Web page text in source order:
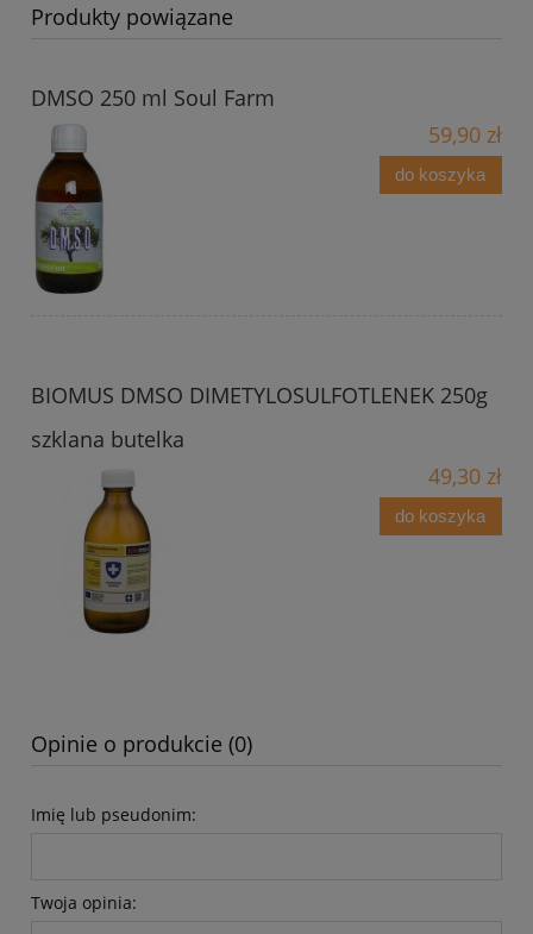
Produkty powiązane
DMSO 250 ml Soul Farm
59,90 zł
do koszyka
BIOMUS DMSO DIMETYLOSULFOTLENEK 250g
szklana butelka
49,30 zł
do koszyka
Opinie o produkcie (0)
Imię lub pseudonim:
Twoja opinia: